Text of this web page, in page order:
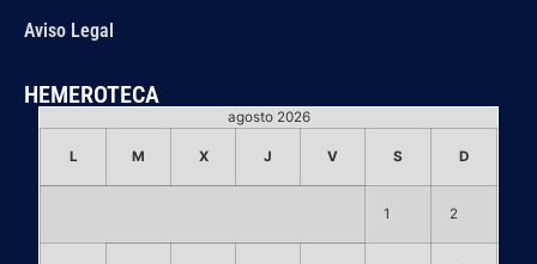
Aviso Legal
HEMEROTECA
agosto 2026
L M X J V S D
1 2